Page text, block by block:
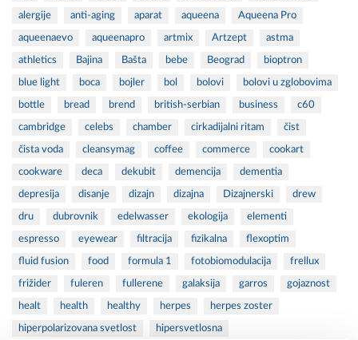
alergije anti-aging aparat aqueena Aqueena Pro
aqueenaevo aqueenapro artmix Artzept astma
athletics Bajina Bašta bebe Beograd bioptron
blue light boca bojler bol bolovi bolovi u zglobovima
bottle bread brend british-serbian business c60
cambridge celebs chamber cirkadijalni ritam čist
čista voda cleansymag coffee commerce cookart
cookware deca dekubit demencija dementia
depresija disanje dizajn dizajna Dizajnerski drew
dru dubrovnik edelwasser ekologija elementi
espresso eyewear filtracija fizikalna flexoptim
fluid fusion food formula 1 fotobiomodulacija frellux
frižider fuleren fullerene galaksija garros gojaznost
healt health healthy herpes herpes zoster
hiperpolarizovana svetlost hipersvetlosna